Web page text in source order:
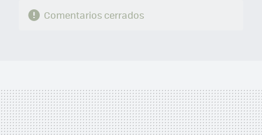
Comentarios cerrados